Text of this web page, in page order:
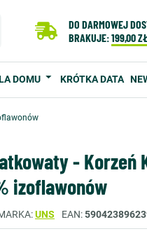
DO DARMOWEJ
BRAKUJE:199,00
DOMU KRÓTKA DATA
- Korzeń
izoflawonów
UNS EAN